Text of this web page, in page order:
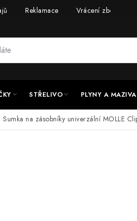
Reklamace Vrácení zboží
STŘELIVO PLYNY A MAZIVA
Sumka na zásobníky univerzální MOLLE